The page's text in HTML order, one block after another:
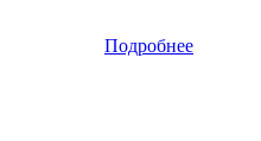
Подробнее